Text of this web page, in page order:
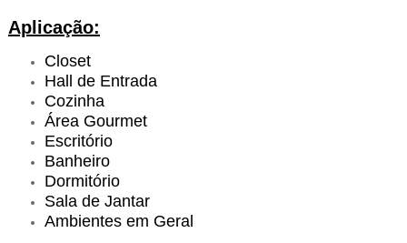
Aplicação:
Closet
Hall de Entrada
Cozinha
Área Gourmet
Escritório
Banheiro
Dormitório
Sala de Jantar
Ambientes em Geral